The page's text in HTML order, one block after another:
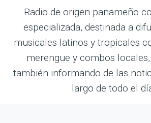
Radio de origen panameño
especializada, destinada a
musicales latinos y tropicales
merengue y combos
también informando de las
largo de todo el